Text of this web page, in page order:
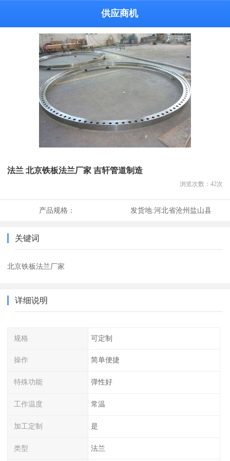
供应商机
法兰 北京铁板法兰厂家 吉轩管道制造
浏览次数： 42次
产品规格： 发货地:河北省沧州盐山县
关键词
北京铁板法兰厂家
详细说明
规格 可定制
操作 简单便捷
特殊功能 弹性好
工作温度 常温
加工定制 是
类型 法兰